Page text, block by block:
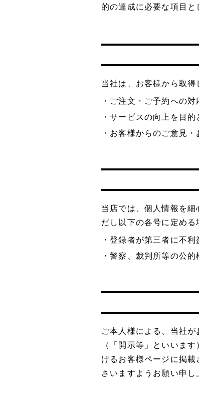
的の達成に必要な項目と
当社は、お客様から取得
・ご注文・ご予約への対
・サービスの向上を目
・お客様からのご意見
当店では、個人情報を
だし以下の各号に定める
・登録者が第三者に不
・警察、裁判所等の公
ご本人様による、当社
（「開示等」といいま
けるお客様ページに掲
さいますようお願い申し